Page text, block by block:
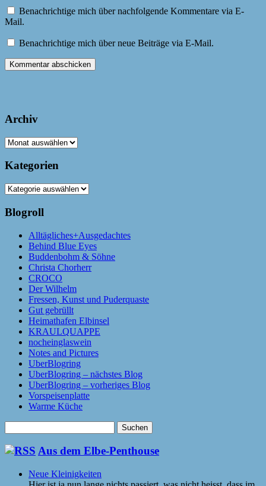
Benachrichtige mich über nachfolgende Kommentare via E-
Mail.
Benachrichtige mich über neue Beiträge via E-Mail.
Archiv
Archiv
Kategorien
Kategorien
Blogroll
Alltägliches+Ausgedachtes
Behind Blue Eyes
Buddenbohm & Söhne
Christa Chorherr
CROCO
Der Wilhelm
Fressen, Kunst und Puderquaste
Gut gebrüllt
Heimathafen Elbinsel
KRAULQUAPPE
nocheinglaswein
Notes and Pictures
UberBlogring
UberBlogring – nächstes Blog
UberBlogring – vorheriges Blog
Vorspeisenplatte
Warme Küche
nach:
Aus dem Elbe-Penthouse
Neue Kleinigkeiten